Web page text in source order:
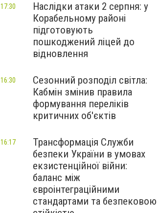
Наслідки атаки 2 серпня: у
Корабельному районі
підготовують
пошкоджений ліцей до
відновлення
17:30
Сезонний розподіл світла:
Кабмін змінив правила
формування переліків
критичних об'єктів
16:30
Трансформація Служби
безпеки України в умовах
екзистенційної війни:
баланс між
євроінтеграційними
стандартами та безпековою
16:17